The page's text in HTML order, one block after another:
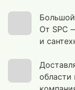
От SPC
и
области